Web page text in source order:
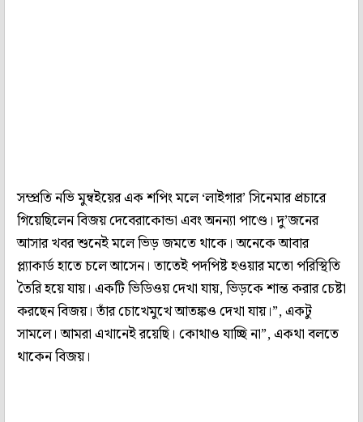
সম্প্রতি নভি মুম্বইয়ের এক শপিং মলে ‘লাইগার’ সিনেমার প্রচারে
গিয়েছিলেন বিজয় দেবেরাকোন্ডা এবং অনন্যা পাণ্ডে। দু’জনের
আসার খবর শুনেই মলে ভিড় জমতে থাকে। অনেকে আবার
প্ল্যাকার্ড হাতে চলে আসেন। তাতেই পদপিষ্ট হওয়ার মতো পরিস্থিতি
তৈরি হয়ে যায়। একটি ভিডিওয় দেখা যায়, ভিড়কে শান্ত করার চেষ্টা
করছেন বিজয়। তাঁর চোখেমুখে আতঙ্কও দেখা যায়।”, একটু
সামলে। আমরা এখানেই রয়েছি। কোথাও যাচ্ছি না”, একথা বলতে
থাকেন বিজয়।